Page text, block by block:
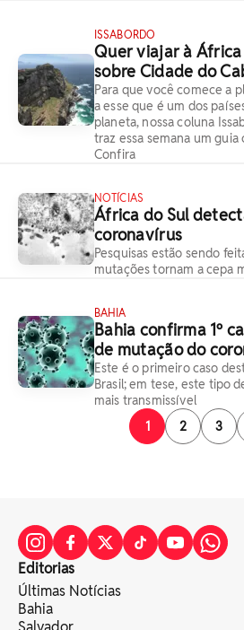
ISSABORDO
Quer viajar à África
sobre Cidade do
Para que você comece a
a esse que é um dos
planeta, nossa coluna
traz essa semana um
Confira
NOTÍCIAS
África do Sul
coronavírus
Pesquisas estão sendo
mutações tornam a cepa
BAHIA
Bahia confirma 1º
de mutação do
Este é o primeiro caso
Brasil; em tese, este tipo
mais transmissível
1
2 3
Editorias
Últimas Notícias
Bahia